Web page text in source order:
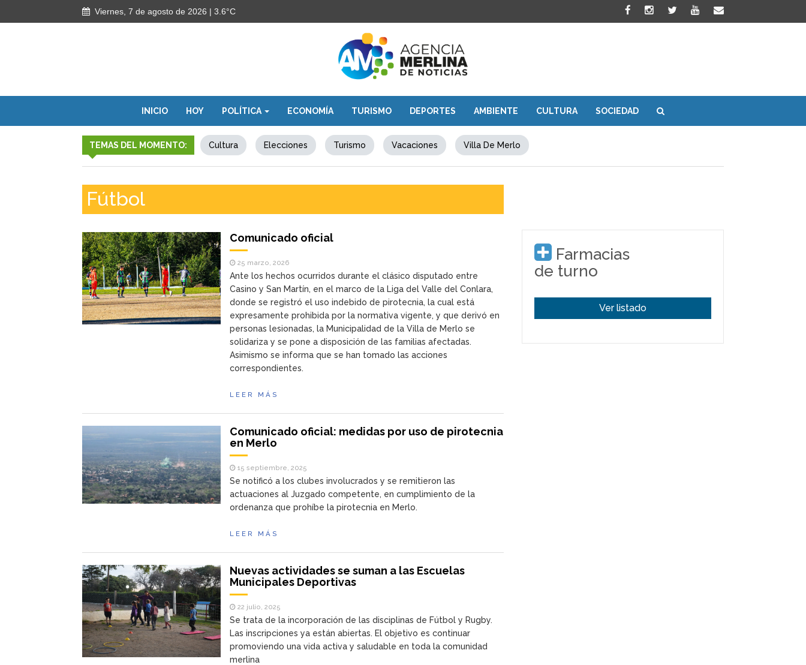
Viernes, 7 de agosto de 2026 | 3.6°C
INICIO HOY POLÍTICA ECONOMÍA TURISMO DEPORTES AMBIENTE CULTURA SOCIEDAD
TEMAS DEL MOMENTO: Cultura Elecciones Turismo Vacaciones Villa De Merlo
Fútbol
Comunicado oficial
25 marzo, 2026
Ante los hechos ocurridos durante el clásico disputado entre
Casino y San Martín, en el marco de la Liga del Valle del Conlara,
donde se registró el uso indebido de pirotecnia, la cual está
expresamente prohibida por la normativa vigente, y que derivó en
personas lesionadas, la Municipalidad de la Villa de Merlo se
solidariza y se pone a disposición de las familias afectadas.
Asimismo se informa que se han tomado las acciones
correspondientes.
LEER MÁS
Comunicado oficial: medidas por uso de pirotecnia
en Merlo
15 septiembre, 2025
Se notificó a los clubes involucrados y se remitieron las
actuaciones al Juzgado competente, en cumplimiento de la
ordenanza que prohíbe la pirotecnia en Merlo.
LEER MÁS
Nuevas actividades se suman a las Escuelas
Municipales Deportivas
22 julio, 2025
Se trata de la incorporación de las disciplinas de Fútbol y Rugby.
Las inscripciones ya están abiertas. El objetivo es continuar
promoviendo una vida activa y saludable en toda la comunidad
merlina
Farmacias
de turno
Ver listado